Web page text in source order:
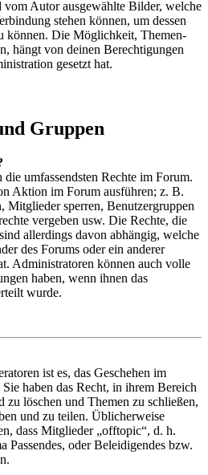
vom Autor ausgewählte Bilder, welche
stehen können, um dessen
können. Die Möglichkeit, Themen-
hängt von deinen Berechtigungen
gesetzt hat.
Gruppen
umfassendsten Rechte im Forum.
Aktion im Forum ausführen; z. B.
Mitglieder sperren, Benutzergruppen
vergeben usw. Die Rechte, die
allerdings davon abhängig, welche
des Forums oder ein anderer
Administratoren können auch volle
haben, wenn ihnen das
wurde.
ist es, das Geschehen im
haben das Recht, in ihrem Bereich
zu löschen und Themen zu schließen,
und zu teilen. Üblicherweise
dass Mitglieder „offtopic“, d. h.
Passendes, oder Beleidigendes bzw.